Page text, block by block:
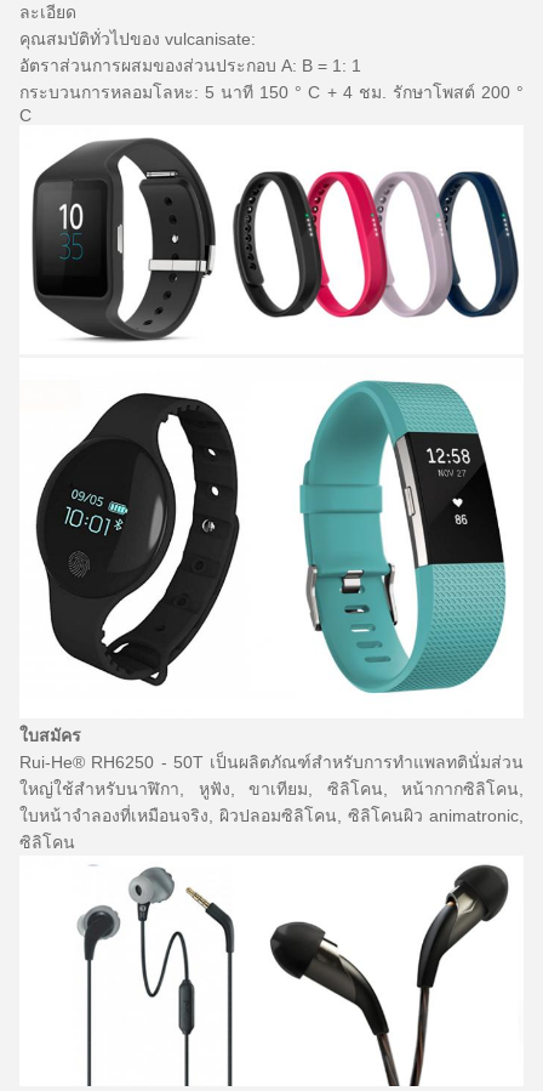
ละเอียด
คุณสมบัติทั่วไปของ vulcanisate:
อัตราส่วนการผสมของส่วนประกอบ A: B = 1: 1
กระบวนการหลอมโลหะ: 5 นาที 150 ° C + 4 ชม.
รักษาโพสต์ 200 °
C
ใบสมัคร
Rui-He® RH6250 - 50T เป็นผลิตภัณฑ์สำหรับการทำแพลทตินั่มส่วน
ใหญ่ใช้สำหรับนาฬิกา, หูฟัง, ขาเทียม, ซิลิโคน, หน้ากากซิลิโคน,
ใบหน้าจำลองที่เหมือนจริง, ผิวปลอมซิลิโคน, ซิลิโคนผิว animatronic,
ซิลิโคน